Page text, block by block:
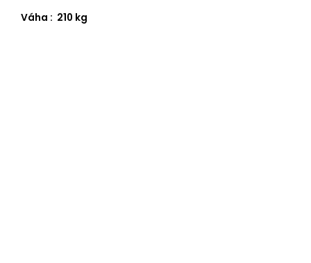
Váha : 210 kg